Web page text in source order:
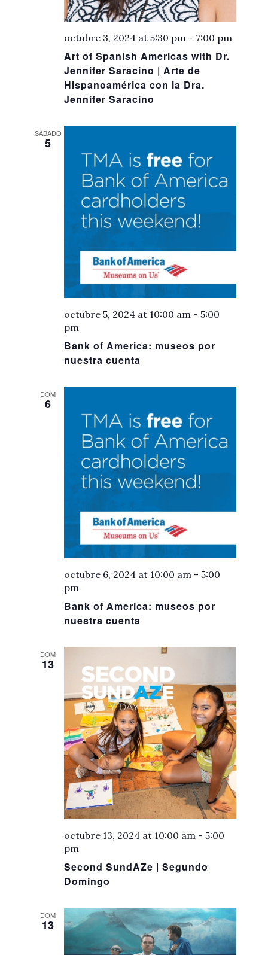
Art of Spanish Americas with Dr.
Jennifer Saracino | Arte de
Hispanoamérica con la Dra.
Jennifer Saracino
octubre 3, 2024 at 5:30 pm - 7:00 pm
SÁBADO
5
Bank of America: museos por
nuestra cuenta
octubre 5, 2024 at 10:00 am -5:00
pm
DOM
6
Bank of America: museos por
nuestra cuenta
octubre 6, 2024 at 10:00 am -5:00
pm
DOM
13
Second SundAZe | Segundo
Domingo
octubre 13, 2024 at 10:00 am -5:00
pm
DOM
13